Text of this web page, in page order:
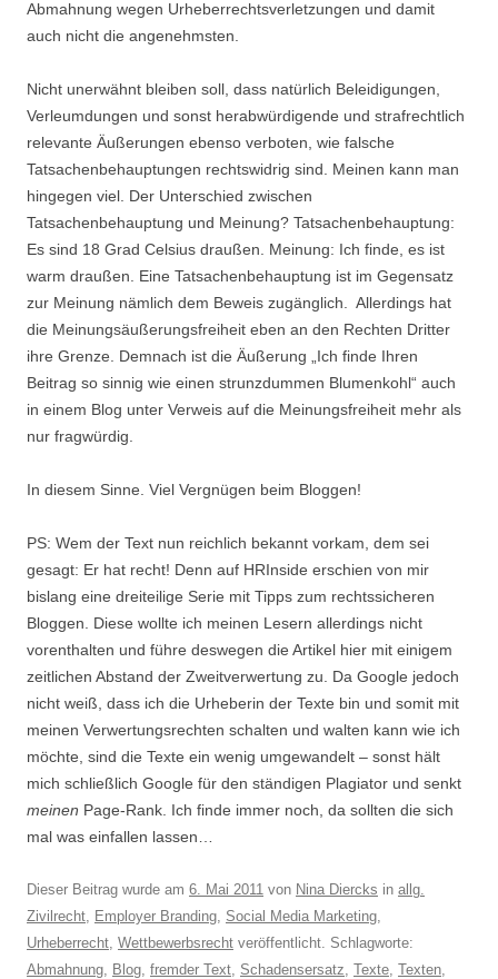
Abmahnung wegen Urheberrechtsverletzungen und damit
auch nicht die angenehmsten.
Nicht unerwähnt bleiben soll, dass natürlich Beleidigungen,
Verleumdungen und sonst herabwürdigende und strafrechtlich
relevante Äußerungen ebenso verboten, wie falsche
Tatsachenbehauptungen rechtswidrig sind. Meinen kann man
hingegen viel. Der Unterschied zwischen
Tatsachenbehauptung und Meinung? Tatsachenbehauptung:
Es sind 18 Grad Celsius draußen. Meinung: Ich finde, es ist
warm draußen. Eine Tatsachenbehauptung ist im Gegensatz
zur Meinung nämlich dem Beweis zugänglich. Allerdings hat
die Meinungsäußerungsfreiheit eben an den Rechten Dritter
ihre Grenze. Demnach ist die Äußerung „Ich finde Ihren
Beitrag so sinnig wie einen strunzdummen Blumenkohl“ auch
in einem Blog unter Verweis auf die Meinungsfreiheit mehr als
nur fragwürdig.
In diesem Sinne. Viel Vergnügen beim Bloggen!
PS: Wem der Text nun reichlich bekannt vorkam, dem sei
gesagt: Er hat recht! Denn auf HRInside erschien von mir
bislang eine dreiteilige Serie mit Tipps zum rechtssicheren
Bloggen. Diese wollte ich meinen Lesern allerdings nicht
vorenthalten und führe deswegen die Artikel hier mit einigem
zeitlichen Abstand der Zweitverwertung zu. Da Google jedoch
nicht weiß, dass ich die Urheberin der Texte bin und somit mit
meinen Verwertungsrechten schalten und walten kann wie ich
möchte, sind die Texte ein wenig umgewandelt – sonst hält
mich schließlich Google für den ständigen Plagiator und senkt
meinen Page-Rank. Ich finde immer noch, da sollten die sich
mal was einfallen lassen…
Dieser Beitrag wurde am 6. Mai 2011 von Nina Diercks in allg.
Zivilrecht, Employer Branding, Social Media Marketing,
Urheberrecht, Wettbewerbsrecht veröffentlicht. Schlagworte:
Abmahnung, Blog, fremder Text, Schadensersatz, Texte, Texten,